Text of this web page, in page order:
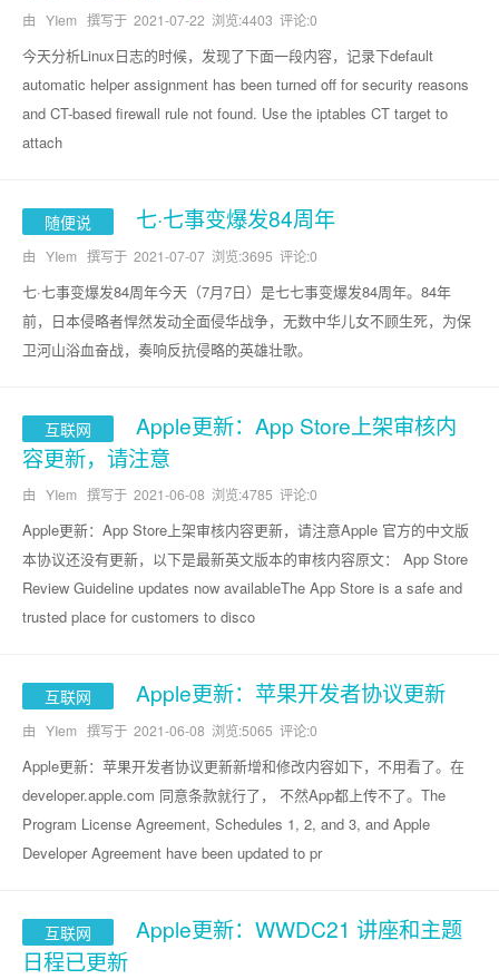
由 YIem 撰写于 2021-07-22 浏览:4403 评论:0
今天分析Linux日志的时候，发现了下面一段内容，记录下default
automatic helper assignment has been turned off for security reasons
and CT-based firewall rule not found. Use the iptables CT target to
attach
随便说 七·七事变爆发84周年
由 YIem 撰写于 2021-07-07 浏览:3695 评论:0
七·七事变爆发84周年今天（7月7日）是七七事变爆发84周年。84年
前，日本侵略者悍然发动全面侵华战争，无数中华儿女不顾生死，为保
卫河山浴血奋战，奏响反抗侵略的英雄壮歌。
互联网
Apple更新：App Store上架审核内
容更新，请注意
由 YIem 撰写于 2021-06-08 浏览:4785 评论:0
Apple更新：App Store上架审核内容更新，请注意Apple 官方的中文版
本协议还没有更新，以下是最新英文版本的审核内容原文： App Store
Review Guideline updates now availableThe App Store is a safe and
trusted place for customers to disco
互联网 Apple更新：苹果开发者协议更新
由 YIem 撰写于 2021-06-08 浏览:5065 评论:0
Apple更新：苹果开发者协议更新新增和修改内容如下，不用看了。在
developer.apple.com 同意条款就行了， 不然App都上传不了。The
Program License Agreement, Schedules 1, 2, and 3, and Apple
Developer Agreement have been updated to pr
互联网
Apple更新：WWDC21 讲座和主题
日程已更新